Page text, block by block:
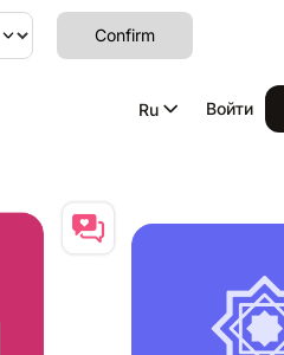
Confirm
Ru Войти